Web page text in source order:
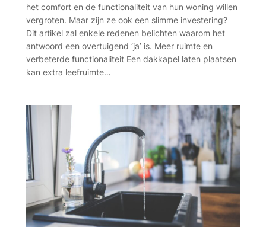
het comfort en de functionaliteit van hun woning willen
vergroten. Maar zijn ze ook een slimme investering?
Dit artikel zal enkele redenen belichten waarom het
antwoord een overtuigend ‘ja’ is. Meer ruimte en
verbeterde functionaliteit Een dakkapel laten plaatsen
kan extra leefruimte…